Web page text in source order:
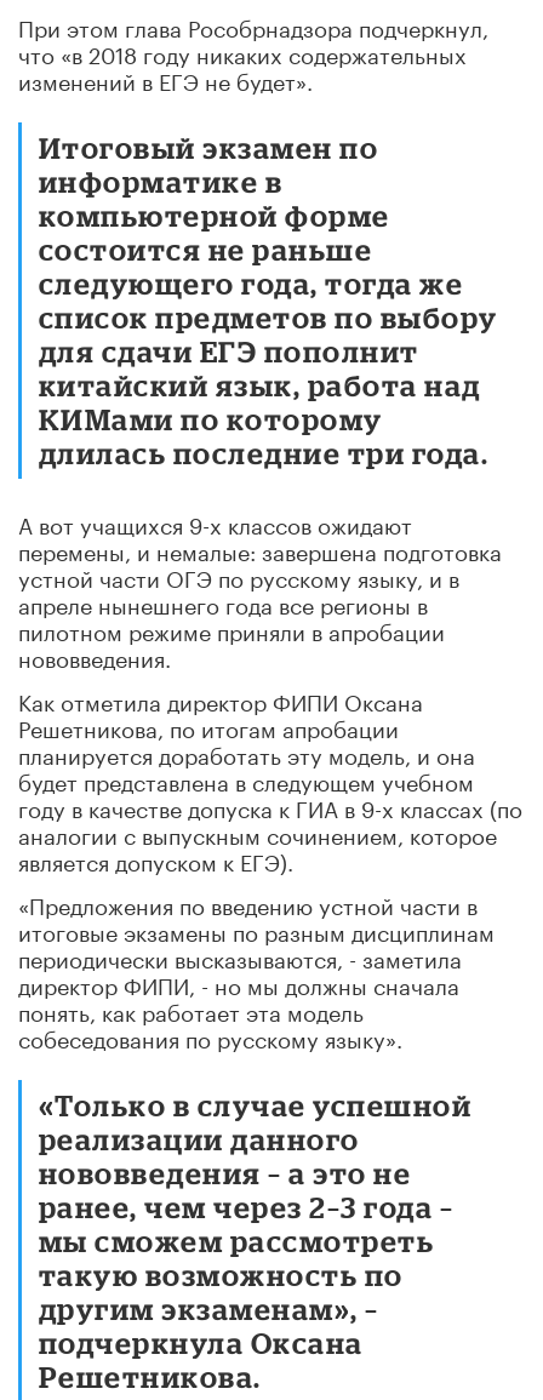
При этом глава Рособрнадзора подчеркнул,
что «в 2018 году никаких содержательных
изменений в ЕГЭ не будет».
Итоговый экзамен по
информатике в
компьютерной форме
состоится не раньше
следующего года, тогда же
список предметов по выбору
для сдачи ЕГЭ пополнит
китайский язык, работа над
КИМами по которому
длилась последние три года.
А вот учащихся 9-х классов ожидают
перемены, и немалые: завершена подготовка
устной части ОГЭ по русскому языку, и в
апреле нынешнего года все регионы в
пилотном режиме приняли в апробации
нововведения.
Как отметила директор ФИПИ Оксана
Решетникова, по итогам апробации
планируется доработать эту модель, и она
будет представлена в следующем учебном
году в качестве допуска к ГИА в 9-х классах (по
аналогии с выпускным сочинением, которое
является допуском к ЕГЭ).
«Предложения по введению устной части в
итоговые экзамены по разным дисциплинам
периодически высказываются, - заметила
директор ФИПИ, - но мы должны сначала
понять, как работает эта модель
собеседования по русскому языку».
«Только в случае успешной
реализации данного
нововведения – а это не
ранее, чем через 2–3 года –
мы сможем рассмотреть
такую возможность по
другим экзаменам», –
подчеркнула Оксана
Решетникова.